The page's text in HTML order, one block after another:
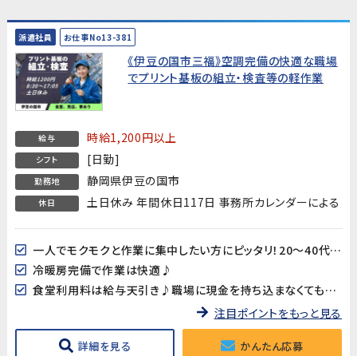
派遣社員 お仕事No13-381
《伊豆の国市三福》空調完備の快適な職場
でプリント基板の組立・検査等の軽作業
給与 時給1,200円以上
シフト [日勤]
勤務地 静岡県伊豆の国市
休日 土日休み 年間休日117日 事務所カレンダーによる
一人でモクモクと作業に集中したい方にピッタリ！20～40代男女多数活躍中!!
冷暖房完備で作業は快適♪
食堂利用料は給与天引き♪職場に現金を持ち込まなくても大丈夫♪
注目ポイントをもっと見る
詳細を見る かんたん応募